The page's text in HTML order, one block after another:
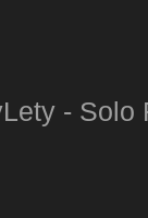
- Solo